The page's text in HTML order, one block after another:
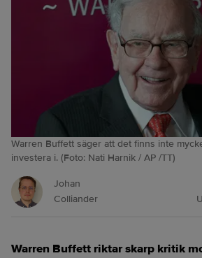
Warren Buffett säger att det finns inte
investera i. (Foto: Nati Harnik / AP /TT)
Johan
Colliander
Warren Buffett riktar skarp kritik